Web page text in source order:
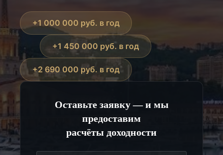
+1 000 000 руб. в год
+1 450 000 руб. в год
+2 690 000 руб. в год
Оставьте заявку — и мы
предоставим
расчёты доходности